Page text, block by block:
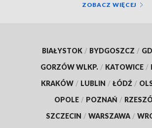
ZOBACZ WIĘCEJ
BIAŁYSTOK / BYDGOSZCZ /
GORZÓW WLKP. / KATOWICE /
KRAKÓW / LUBLIN / ŁÓDŹ /
OPOLE / POZNAŃ /
SZCZECIN / WARSZAWA /